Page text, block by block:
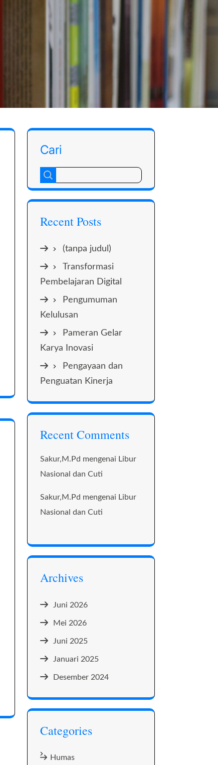
Cari
Recent Posts
(tanpa judul)
Transformasi
Pembelajaran Digital
Pengumuman
Kelulusan
Pameran Gelar
Karya Inovasi
Pengayaan dan
Penguatan Kinerja
Recent Comments
Sakur,M.Pd mengenai Libur
Nasional dan Cuti
Sakur,M.Pd mengenai Libur
Nasional dan Cuti
Archives
Juni 2026
Mei 2026
Juni 2025
Januari 2025
Desember 2024
Categories
Humas